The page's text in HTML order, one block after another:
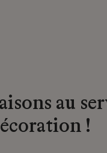
au
!